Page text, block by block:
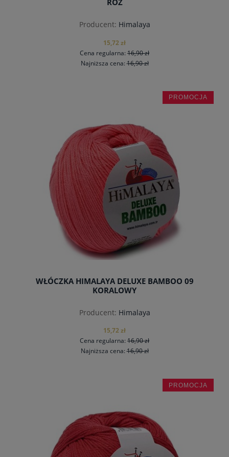
RÓŻ
Producent: Himalaya
15,72 zł
Cena regularna: 16,90 zł
Najniższa cena:16,90 zł
do koszyka
WŁÓCZKA HIMALAYA DELUXE BAMBOO 09
KORALOWY
Producent: Himalaya
15,72 zł
Cena regularna: 16,90 zł
Najniższa cena:16,90 zł
do koszyka
PROMOCJA
PROMOCJA